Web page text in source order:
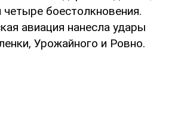
четыре боестолкновения.
авиация нанесла удары
Урожайного и Ровно.